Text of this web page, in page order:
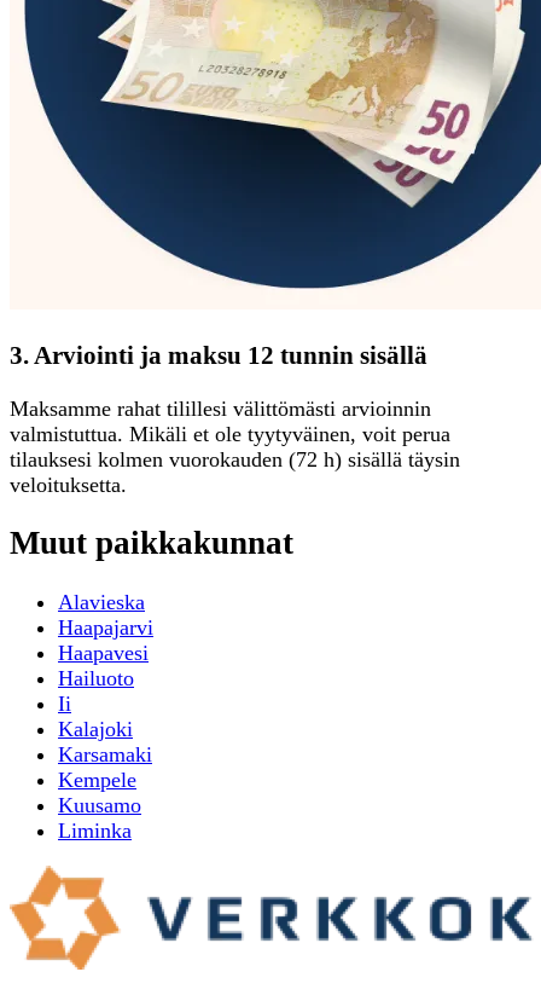
3. Arviointi ja maksu 12 tunnin sisällä
Maksamme rahat tilillesi välittömästi arvioinnin
valmistuttua. Mikäli et ole tyytyväinen, voit perua
tilauksesi kolmen vuorokauden (72 h) sisällä täysin
veloituksetta.
Muut paikkakunnat
Alavieska
Haapajarvi
Haapavesi
Hailuoto
Ii
Kalajoki
Karsamaki
Kempele
Kuusamo
Liminka